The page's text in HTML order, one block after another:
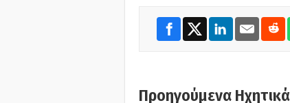
Προηγούμενα